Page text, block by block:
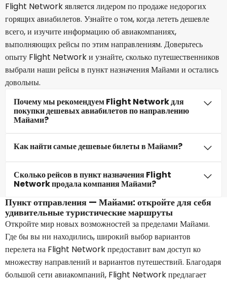
Flight Network является лидером по продаже недорогих
горящих авиабилетов. Узнайте о том, когда лететь дешевле
всего, и изучите информацию об авиакомпаниях,
выполняющих рейсы по этим направлениям. Доверьтесь
опыту Flight Network и узнайте, сколько путешественников
выбрали наши рейсы в пункт назначения Майами и остались
довольны.
Почему мы рекомендуем Flight Network для
покупки дешевых авиабилетов по направлению
Майами?
Как найти самые дешевые билеты в Майами?
Сколько рейсов в пункт назначения Flight
Network продала компания Майами?
Пункт отправления — Майами: откройте для себя
удивительные туристические маршруты
Откройте мир новых возможностей за пределами Майами.
Где бы вы ни находились, широкий выбор вариантов
перелета на Flight Network предоставит вам доступ ко
множеству направлений и вариантов путешествий. Благодаря
большой сети авиакомпаний, Flight Network предлагает